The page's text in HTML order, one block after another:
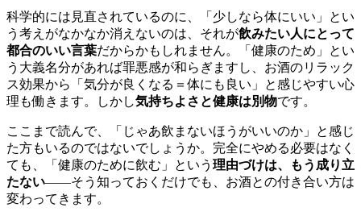
科学的には見直されているのに、「少しなら体にいい」とい
う考えがなかなか消えないのは、それが飲みたい人にとって
都合のいい言葉だからかもしれません。「健康のため」とい
う大義名分があれば罪悪感が和らぎますし、お酒のリラック
ス効果から「気分が良くなる＝体にも良い」と感じやすい心
理も働きます。しかし気持ちよさと健康は別物です。
ここまで読んで、「じゃあ飲まないほうがいいのか」と感じ
た方もいるのではないでしょうか。完全にやめる必要はなく
ても、「健康のために飲む」という 理由づけは、もう成り立
たない——そう知っておくだけでも、お酒との付き合い方は
変わってきます。